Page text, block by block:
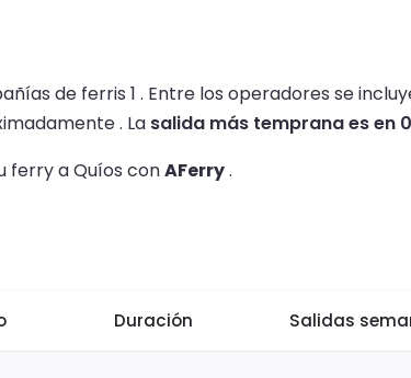
de ferris 1 . Entre los operadores se
. La salida más temprana es en
ferry a Quíos conAFerry.
Duración Salidas